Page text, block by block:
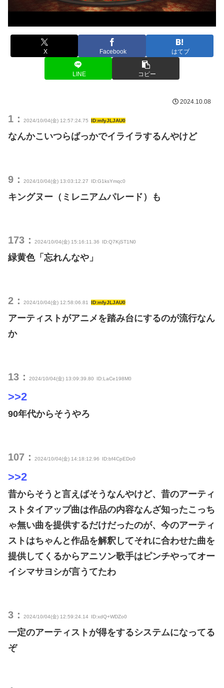
X Facebook はてブ
LINE コピー
2024.10.08
1： 2024/10/04(金) 12:57:24.75 ID:mfyJLJAU0
なんかこいつらばっかでイライラするんやけど
9： 2024/10/04(金) 13:03:12.27 ID:G1ksYmqc0
キングヌー（ミレニアムパレード）も
173： 2024/10/04(金) 15:16:11.36 ID:Q7KjST1N0
緑黄色「忘れんなや」
2： 2024/10/04(金) 12:58:06.81 ID:mfyJLJAU0
アーティストがアニメを踏み台にするのが流行なん
か
13： 2024/10/04(金) 13:09:39.80 ID:LaCe198M0
>>2
90年代からそうやろ
107： 2024/10/04(金) 14:18:12.96 ID:bf4CpEDo0
>>2
昔からそうと言えばそうなんやけど、昔のアーティ
ストタイアップ曲は作品の内容なんざ知ったこっち
ゃ無い曲を提供するだけだったのが、今のアーティ
ストはちゃんと作品を解釈してそれに合わせた曲を
提供してくるからアニソン歌手はピンチやってオー
イシマサヨシが言うてたわ
3： 2024/10/04(金) 12:59:24.14 ID:xdQ+WDZo0
一定のアーティストが得をするシステムになってる
ぞ